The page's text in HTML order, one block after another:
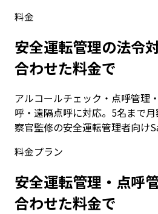
料金
安全運転管理の法令
合わせた料金で
アルコールチェック・点呼管理
呼・遠隔点呼に対応。5名まで
察官監修の安全運転管理者向け
料金プラン
安全運転管理・点呼
合わせた料金で